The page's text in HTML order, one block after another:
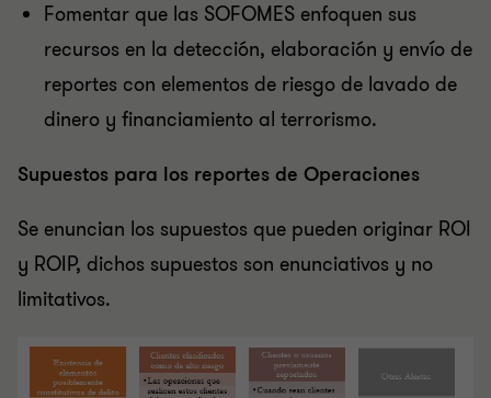
Fomentar que las SOFOMES enfoquen sus
recursos en la detección, elaboración y envío de
reportes con elementos de riesgo de lavado de
dinero y financiamiento al terrorismo.
Supuestos para los reportes de Operaciones
Se enuncian los supuestos que pueden originar ROI
y ROIP, dichos supuestos son enunciativos y no
limitativos.